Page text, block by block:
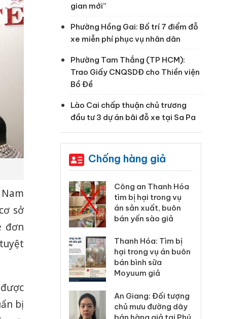
sở
đơn
bị
gian mới”
Phường Hồng Gai: Bố trí 7 điểm đỗ
xe miễn phí phục vụ nhân dân
Phường Tam Thắng (TP HCM):
Trao Giấy CNQSDĐ cho Thiền viện
Bồ Đề
Lào Cai chấp thuận chủ trương
đầu tư 3 dự án bãi đỗ xe tại Sa Pa
Chống hàng giả
an Thanh Hóa
bị hại trong vụ
xuất, buôn
Hóa: Tìm bị
trong vụ án buôn
Giang: Đối tượng
mưu đường dây
Lào Cai xử lý 83 vụ vi
phạm thương mại
trong tháng 7
Hưng Yên: Xử lý 6 hộ
kinh doanh bán hàng
giả mạo nhãn hiệu
Adidas, Nike
Cà Mau: Tiêu hủy
công khai hàng ngàn
sản phẩm nhập lậu,